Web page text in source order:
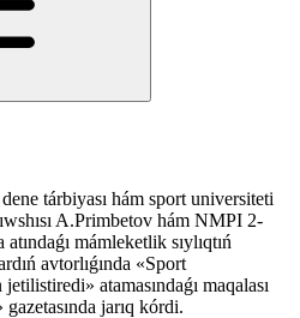
tárbiyası hám sport universiteti
A.Primbetov hám NMPI 2-
mámleketlik sıylıqtıń
avtorlıǵında «Sport
atamasındaǵı maqalası
jarıq kórdi.